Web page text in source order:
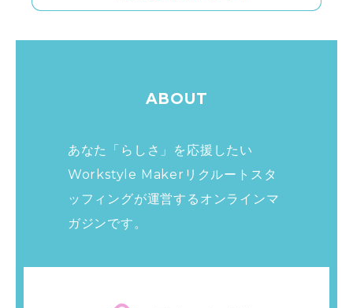
ABOUT
あなた「らしさ」を応援したい
Workstyle Makerリクルートスタ
ッフィングが運営する オンラインマ
ガジンです。